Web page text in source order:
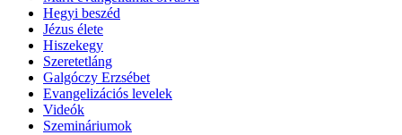
Hegyi beszéd
Jézus élete
Hiszekegy
Szeretetláng
Galgóczy Erzsébet
Evangelizációs levelek
Videók
Szemináriumok